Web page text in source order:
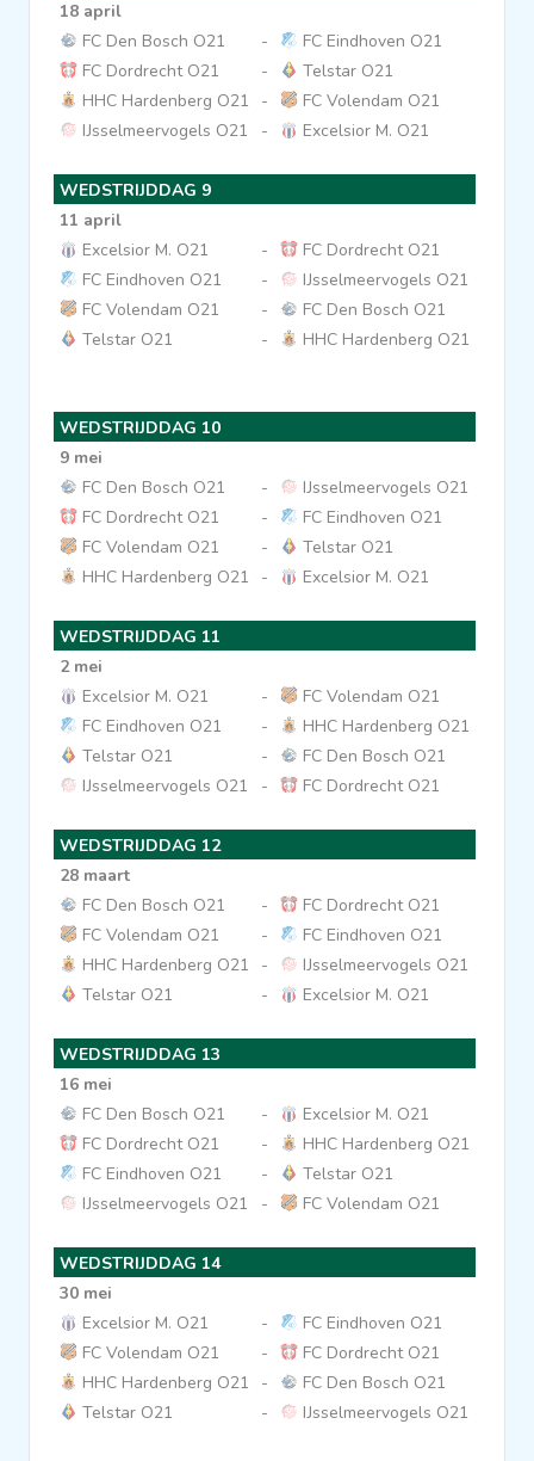
18 april
FC Den Bosch O21
-
FC Eindhoven O21
FC Dordrecht O21
-
Telstar O21
HHC Hardenberg O21
-
FC Volendam O21
IJsselmeervogels O21
- Excelsior M. O21
WEDSTRIJDDAG 9
11 april
Excelsior M. O21
-
FC Dordrecht O21
FC Eindhoven O21
-
IJsselmeervogels O21
FC Volendam O21
-
FC Den Bosch O21
Telstar O21
- HHC Hardenberg O21
WEDSTRIJDDAG 10
9 mei
FC Den Bosch O21
-
IJsselmeervogels O21
FC Dordrecht O21
-
FC Eindhoven O21
FC Volendam O21
-
Telstar O21
HHC Hardenberg O21
- Excelsior M. O21
WEDSTRIJDDAG 11
2 mei
Excelsior M. O21
-
FC Volendam O21
FC Eindhoven O21
-
HHC Hardenberg O21
Telstar O21
-
FC Den Bosch O21
IJsselmeervogels O21
- FC Dordrecht O21
WEDSTRIJDDAG 12
28 maart
FC Den Bosch O21
-
FC Dordrecht O21
FC Volendam O21
-
FC Eindhoven O21
HHC Hardenberg O21
-
IJsselmeervogels O21
Telstar O21
- Excelsior M. O21
WEDSTRIJDDAG 13
16 mei
FC Den Bosch O21
-
Excelsior M. O21
FC Dordrecht O21
-
HHC Hardenberg O21
FC Eindhoven O21
-
Telstar O21
IJsselmeervogels O21
- FC Volendam O21
WEDSTRIJDDAG 14
30 mei
Excelsior M. O21
-
FC Eindhoven O21
FC Volendam O21
-
FC Dordrecht O21
HHC Hardenberg O21
-
FC Den Bosch O21
Telstar O21
- IJsselmeervogels O21